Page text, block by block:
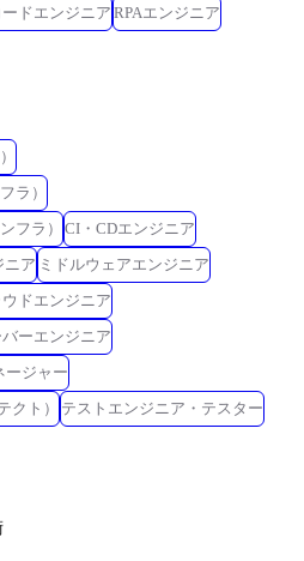
ードエンジニア RPAエンジニア
ラ）
フラ）
CI・CDエンジニア
ニア ミドルウェアエンジニア
ドエンジニア
ーエンジニア
ージャー
クト）
テストエンジニア・テスター